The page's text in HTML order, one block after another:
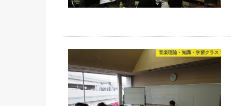
音楽理論・知識・学習クラス